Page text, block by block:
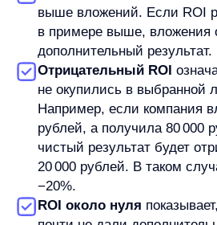
Чем ROI отличается от
ROI часто путают с ROMI и ROAS.
похожи по логике, но отвечают на
ROI
— самый широкий показатель.
Он оценивает возврат вложений
в проект, канал, продукт, рекламу,
оборудование, доработку сайта
инициативу.
ROMI— Return on Marketing
показатель окупаемости
инвестиций. Его используют,
оценить именно маркетинговые
кампанию, канал продвижения,